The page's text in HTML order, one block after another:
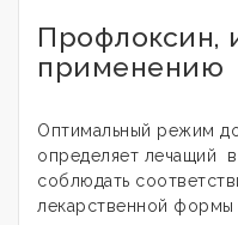
Профлоксин,
применению
Оптимальный режим
определяет лечащий
соблюдать
лекарственной формы